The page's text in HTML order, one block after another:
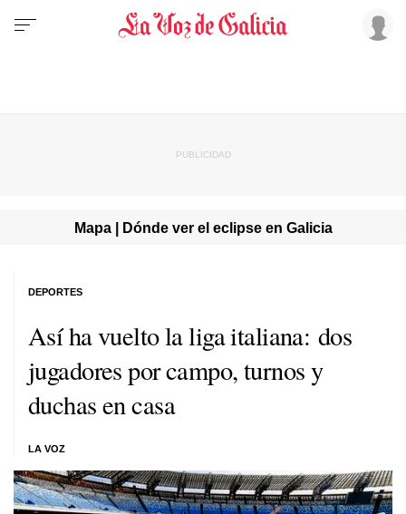
Mapa | Dónde ver el eclipse en Galicia
Así ha vuelto la liga italiana: dos
jugadores por campo, turnos y
duchas en casa
LA VOZ
DEPORTES